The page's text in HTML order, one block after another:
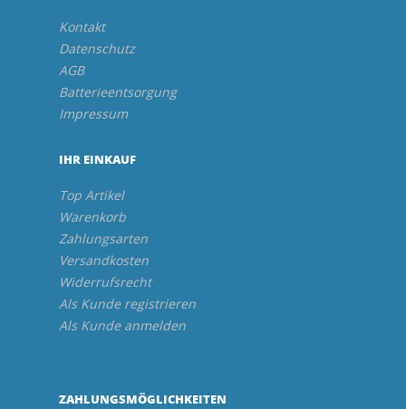
Kontakt
Datenschutz
AGB
Batterieentsorgung
Impressum
IHR EINKAUF
Top Artikel
Warenkorb
Zahlungsarten
Versandkosten
Widerrufsrecht
Als Kunde registrieren
Als Kunde anmelden
ZAHLUNGSMÖGLICHKEITEN